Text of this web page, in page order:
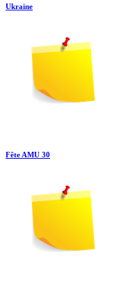
Ukraine
Fête AMU 30